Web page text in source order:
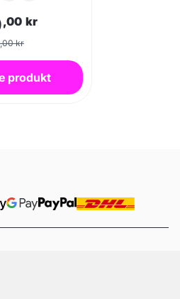
,00 kr
kr
produkt